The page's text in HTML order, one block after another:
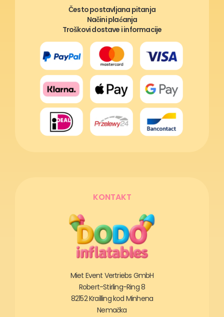
Često postavljana pitanja
Načini plaćanja
Troškovi dostave i informacije
KONTAKT
Miet Event Vertriebs GmbH
Robert-Stirling-Ring 8
82152 Krailling kod Minhena
Nemačka